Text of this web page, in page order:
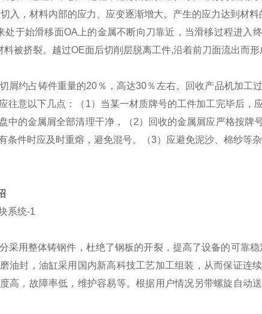
入，材料内部的应力、应变逐渐增大。产生的应力达到材
处于始滑移面OA上的金属不断向刀靠近，当滑移过程进入
被挤裂。越过OE面后切削层脱离工件,沿着前刀面流出而形
屑约占铸件重量的20％，高达30％左右。回收产品机加工
往意以下几点：（1）当某一材质牌号的工件加工完毕后，
中的金属屑全部清理干净，（2）回收的金属屑应严格按牌
条件时应及时重熔，避免混号。（3）应避免泥沙、棉纱等杂
采用整体铸钢件，杜绝了钢板的开裂，提高了设备的可靠
油封，油缸采用国内新高科技工艺加工组装，从而保证连
高，故障率低，维护容易等。根据用户情况另带螺旋自动